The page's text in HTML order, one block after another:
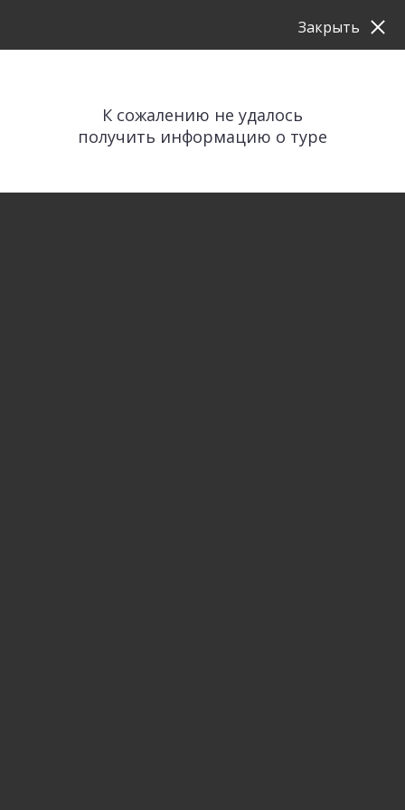
К сожалению не удалось
получить информацию о туре
Закрыть